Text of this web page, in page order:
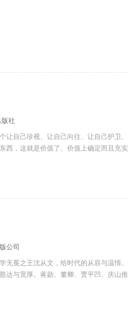
社
让自己珍视、让自己向往、让自己护卫、
西，这就是价值了。价值上确定而且充实
公司
无冕之王沈从文，给时代的从容与温情。
达与宽厚。蒋勋、董卿、贾平凹、庆山推